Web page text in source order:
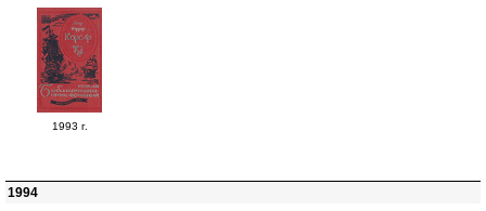
1993 г.
1994